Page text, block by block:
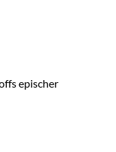
epischer